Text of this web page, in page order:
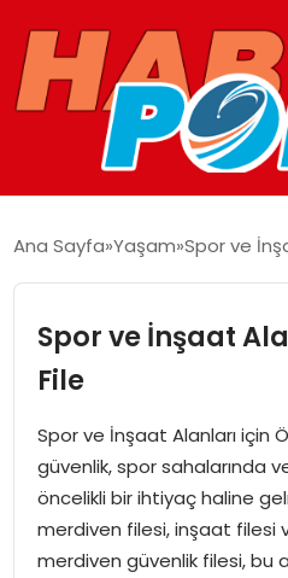
GUNCEL
YAŞAM
SPOR
MAGAZIN
Ana Sayfa Yaşam Spor ve
Spor ve İnşaat
File
Spor ve İnşaat Alanları için
güvenlik, spor sahalarında
öncelikli bir ihtiyaç haline
merdiven filesi, inşaat filesi
merdiven güvenlik filesi, bu